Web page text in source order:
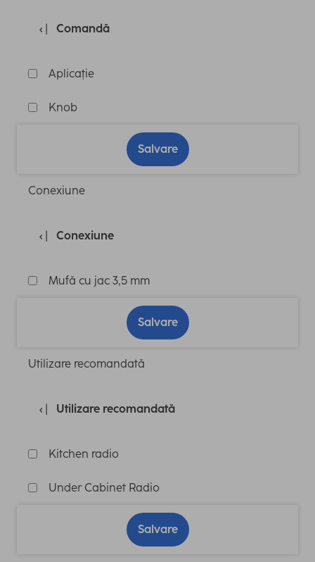
Comandă
Aplicație
Knob
Salvare
Conexiune
Conexiune
Mufă cu jac 3,5 mm
Salvare
Utilizare recomandată
Utilizare recomandată
Kitchen radio
Under Cabinet Radio
Salvare